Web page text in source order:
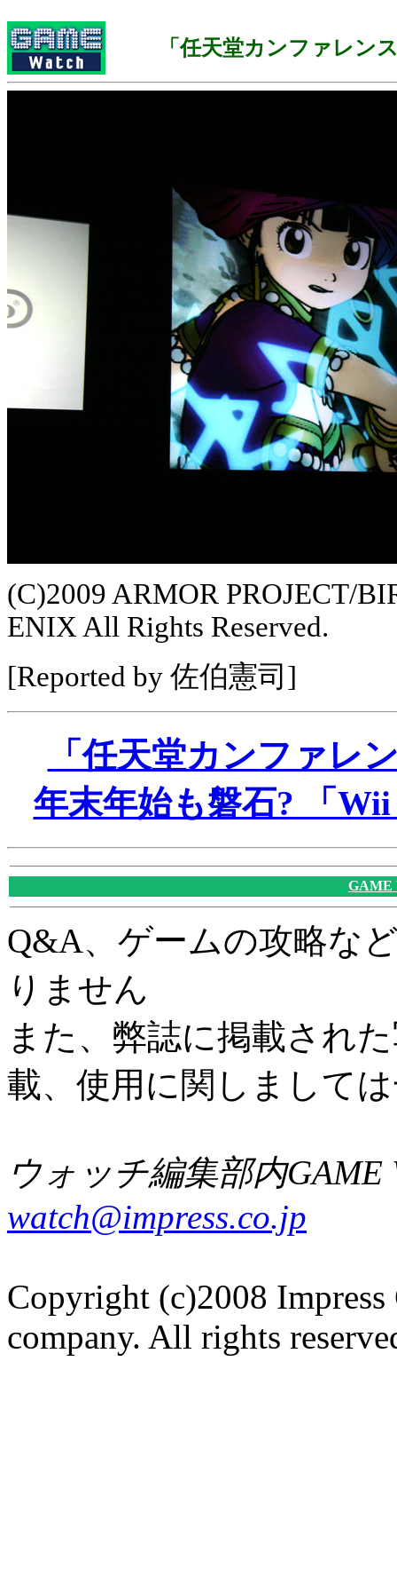
「任天堂カンファレン
(C)2009 ARMOR PROJECT/
ENIX All Rights Reserved.
[Reported by 佐伯憲司]
「任天堂カンファレ
年末年始も磐石? 「
GAME
Q&A、ゲームの攻略な
りません
また、弊誌に掲載され
載、使用に関しまして
ウォッチ編集部内GAME
watch@impress.co.jp
Copyright (c)2008
company. All rights